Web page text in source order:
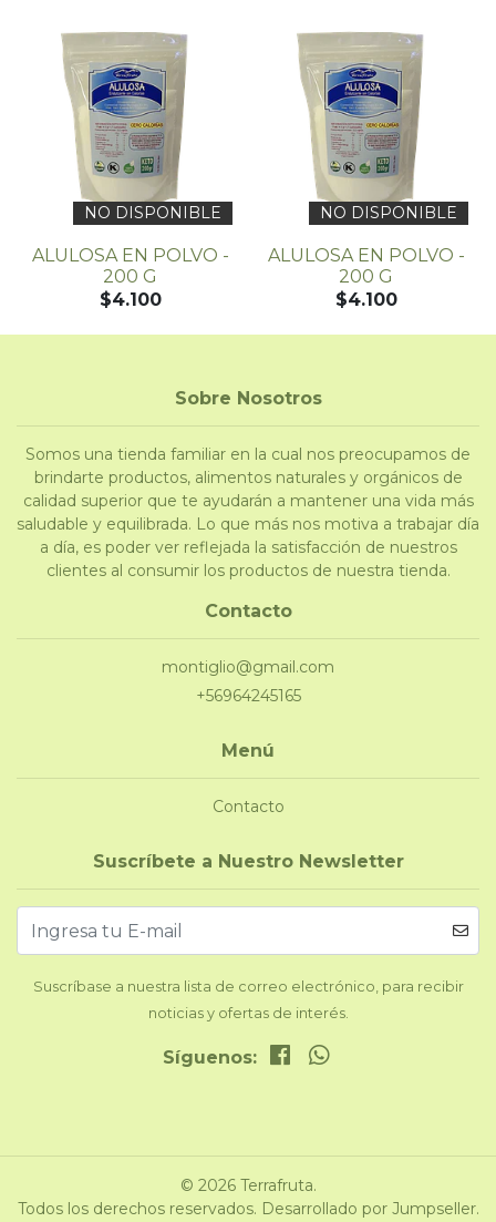
NO DISPONIBLE
ALULOSA EN POLVO -
200 G
$4.100
NO DISPONIBLE
ALULOSA EN POLVO -
200 G
$4.100
Sobre Nosotros
Somos una tienda familiar en la cual nos preocupamos de
brindarte productos, alimentos naturales y orgánicos de
calidad superior que te ayudarán a mantener una vida más
saludable y equilibrada. Lo que más nos motiva a trabajar día
a día, es poder ver reflejada la satisfacción de nuestros
clientes al consumir los productos de nuestra tienda.
Contacto
montiglio@gmail.com
+56964245165
Menú
Contacto
Suscríbete a Nuestro Newsletter
Suscríbase a nuestra lista de correo electrónico, para recibir
noticias y ofertas de interés.
Síguenos:
© 2026 Terrafruta.
Todos los derechos reservados. Desarrollado por Jumpseller.